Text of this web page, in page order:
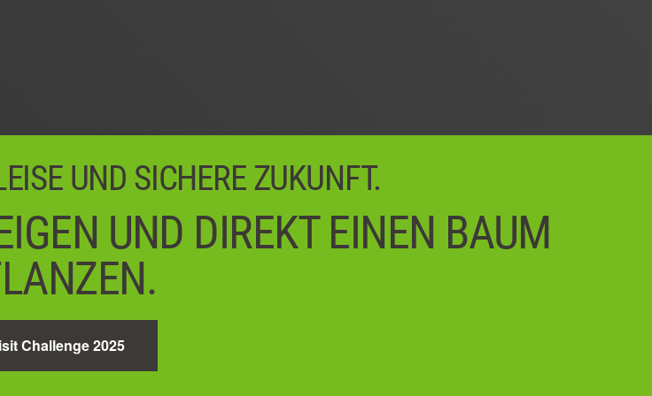
UND SICHERE ZUKUNFT.
UND DIREKT EINEN BAUM
Challenge 2025